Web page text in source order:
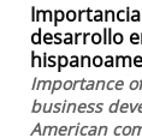
desarrollo
Importance
business
American